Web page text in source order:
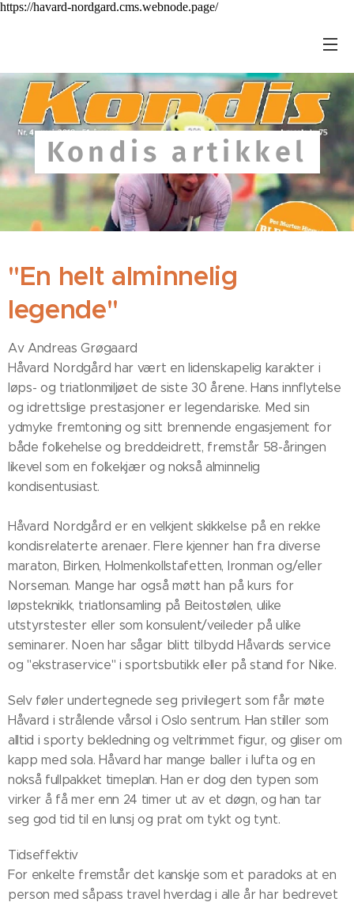
https://havard-nordgard.cms.webnode.page/
Kondis artikkel
"En helt alminnelig
legende"
Av Andreas Grøgaard
Håvard Nordgård har vært en lidenskapelig karakter i
løps- og triatlonmiljøet de siste 30 årene. Hans innflytelse
og idrettslige prestasjoner er legendariske. Med sin
ydmyke fremtoning og sitt brennende engasjement for
både folkehelse og breddeidrett, fremstår 58-åringen
likevel som en folkekjær og nokså alminnelig
kondisentusiast.
Håvard Nordgård er en velkjent skikkelse på en rekke
kondisrelaterte arenaer. Flere kjenner han fra diverse
maraton, Birken, Holmenkollstafetten, Ironman og/eller
Norseman. Mange har også møtt han på kurs for
løpsteknikk, triatlonsamling på Beitostølen, ulike
utstyrstester eller som konsulent/veileder på ulike
seminarer. Noen har sågar blitt tilbydd Håvards service
og "ekstraservice" i sportsbutikk eller på stand for Nike.
Selv føler undertegnede seg privilegert som får møte
Håvard i strålende vårsol i Oslo sentrum. Han stiller som
alltid i sporty bekledning og veltrimmet figur, og gliser om
kapp med sola. Håvard har mange baller i lufta og en
nokså fullpakket timeplan. Han er dog den typen som
virker å få mer enn 24 timer ut av et døgn, og han tar
seg god tid til en lunsj og prat om tykt og tynt.
Tidseffektiv
For enkelte fremstår det kanskje som et paradoks at en
person med såpass travel hverdag i alle år har bedrevet